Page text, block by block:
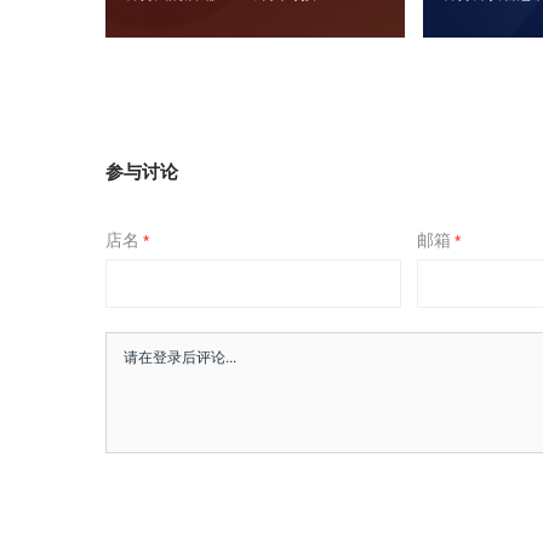
参与讨论
店名 * 邮箱 *